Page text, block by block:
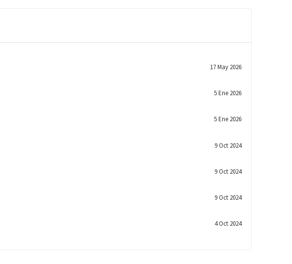
17 May 2026
5 Ene 2026
5 Ene 2026
9 Oct 2024
9 Oct 2024
9 Oct 2024
4 Oct 2024